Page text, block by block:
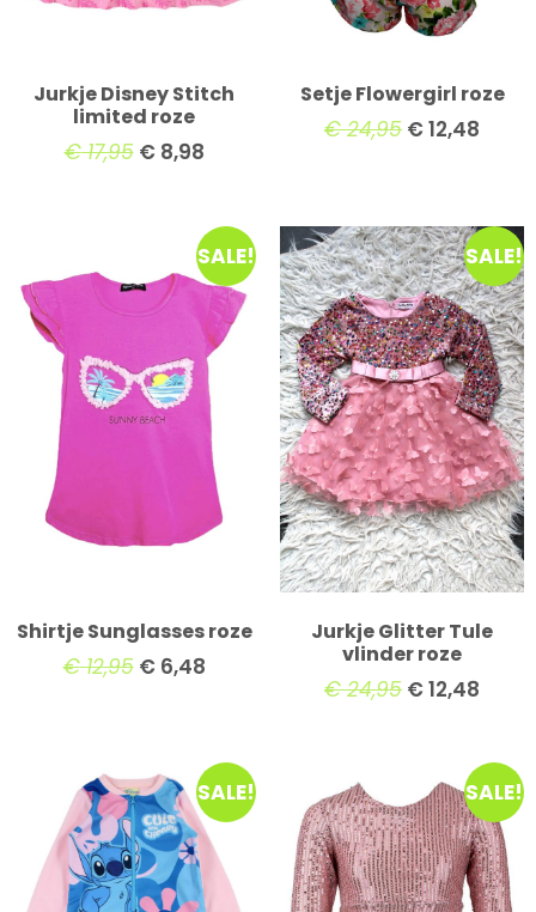
Jurkje Disney Stitch
limited roze
€17,95 €8,98
Setje Flowergirl roze
€24,95 €12,48
SALE!
Shirtje Sunglasses roze
€12,95 €6,48
SALE!
Jurkje Glitter Tule
vlinder roze
€24,95 €12,48
SALE! SALE!